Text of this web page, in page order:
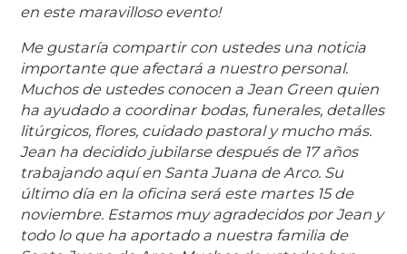
en este maravilloso evento!
Me gustaría compartir con ustedes una noticia
importante que afectará a nuestro personal.
Muchos de ustedes conocen a Jean Green quien
ha ayudado a coordinar bodas, funerales, detalles
litúrgicos, flores, cuidado pastoral y mucho más.
Jean ha decidido jubilarse después de 17 años
trabajando aquí en Santa Juana de Arco. Su
último día en la oficina será este martes 15 de
noviembre. Estamos muy agradecidos por Jean y
todo lo que ha aportado a nuestra familia de